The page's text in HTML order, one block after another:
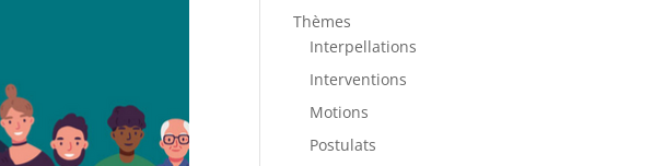
Thèmes
Interpellations
Interventions
Motions
Postulats